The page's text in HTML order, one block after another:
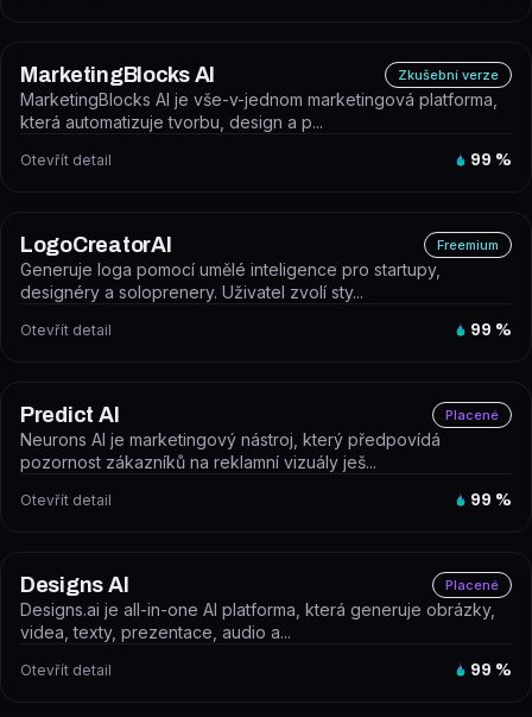
MarketingBlocks AI Zkušební verze
MarketingBlocks AI je vše-v-jednom marketingová platforma,
která automatizuje tvorbu, design a p...
Otevřít detail 99 %
LogoCreatorAI Freemium
Generuje loga pomocí umělé inteligence pro startupy,
designéry a soloprenery. Uživatel zvolí sty...
Otevřít detail 99 %
Predict AI Placené
Neurons AI je marketingový nástroj, který předpovídá
pozornost zákazníků na reklamní vizuály ješ...
Otevřít detail 99 %
Designs AI Placené
Designs.ai je all-in-one AI platforma, která generuje obrázky,
videa, texty, prezentace, audio a...
Otevřít detail 99 %